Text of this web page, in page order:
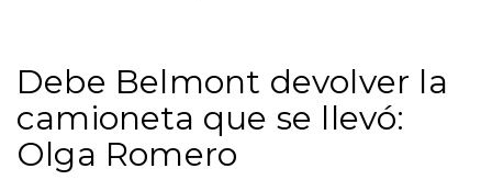
Debe Belmont devolver la
camioneta que se llevó:
Olga Romero